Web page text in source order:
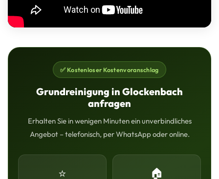
✅ Kostenloser Kostenvoranschlag
Grundreinigung in Glockenbach
anfragen
Erhalten Sie in wenigen Minuten ein unverbindliches
Angebot – telefonisch, per WhatsApp oder online.
⭐ 🏠